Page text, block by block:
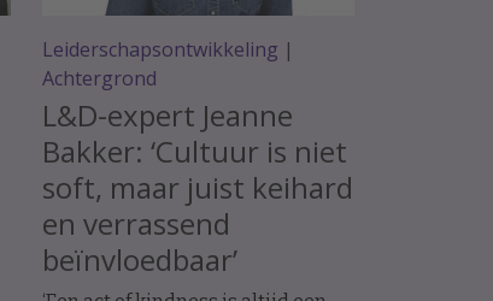
Leiderschapsontwikkeling |
Achtergrond
L&D-expert Jeanne
Bakker: ‘Cultuur is niet
soft, maar juist keihard
en verrassend
beïnvloedbaar’